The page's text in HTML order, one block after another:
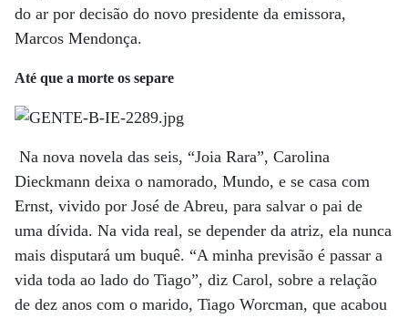
do ar por decisão do novo presidente da emissora,
Marcos Mendonça.
Até que a morte os separe
Na nova novela das seis, “Joia Rara”, Carolina
Dieckmann deixa o namorado, Mundo, e se casa com
Ernst, vivido por José de Abreu, para salvar o pai de
uma dívida. Na vida real, se depender da atriz, ela nunca
mais disputará um buquê. “A minha previsão é passar a
vida toda ao lado do Tiago”, diz Carol, sobre a relação
de dez anos com o marido, Tiago Worcman, que acabou